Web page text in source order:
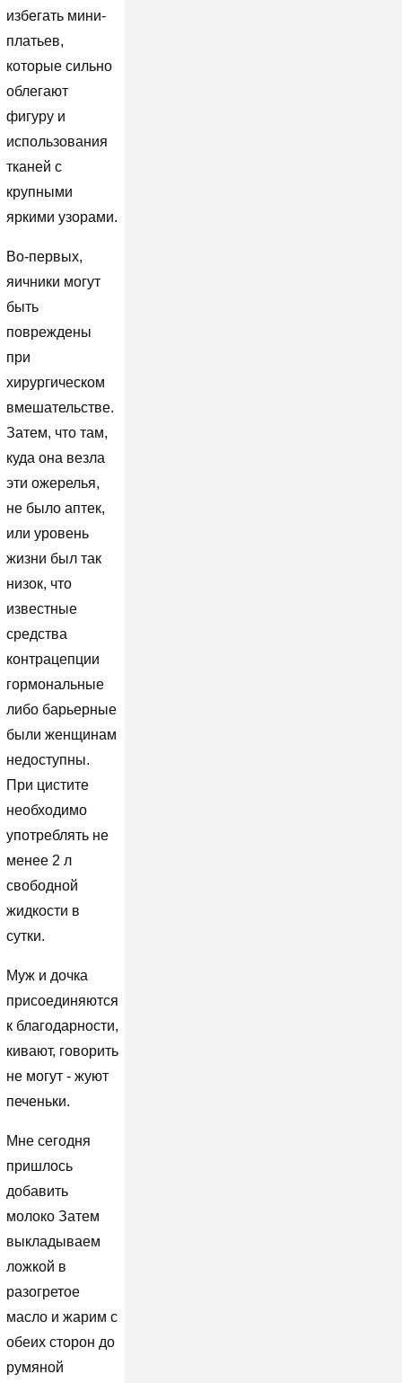
избегать мини-
платьев,
которые сильно
облегают
фигуру и
использования
тканей с
крупными
яркими узорами.
Во-первых,
яичники могут
быть
повреждены
при
хирургическом
вмешательстве.
Затем, что там,
куда она везла
эти ожерелья,
не было аптек,
или уровень
жизни был так
низок, что
известные
средства
контрацепции
гормональные
либо барьерные
были женщинам
недоступны.
При цистите
необходимо
употреблять не
менее 2 л
свободной
жидкости в
сутки.
Муж и дочка
присоединяются
к благодарности,
кивают, говорить
не могут - жуют
печеньки.
Мне сегодня
пришлось
добавить
молоко Затем
выкладываем
ложкой в
разогретое
масло и жарим с
обеих сторон до
румяной